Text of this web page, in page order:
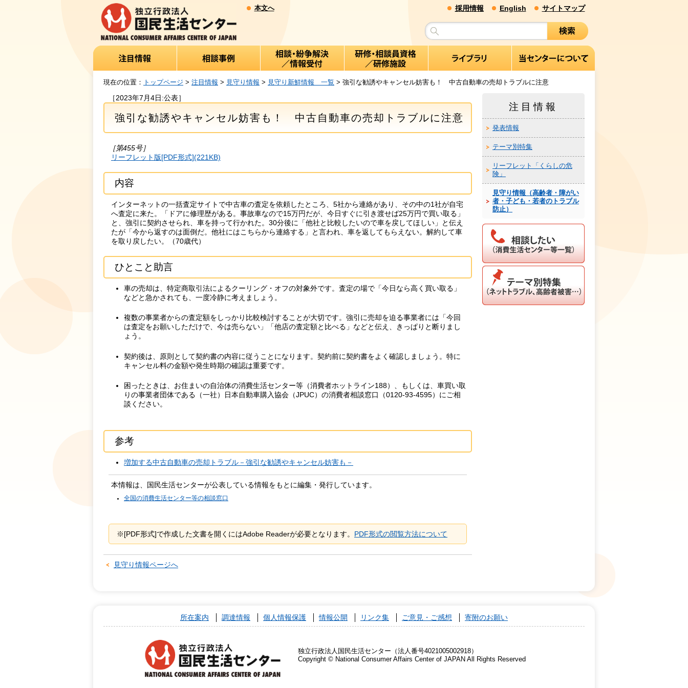
本文へ 採用情報 English サイトマップ
現在の位置： トップページ > 注目情報 > 見守り情報 > 見守り新鮮情報 一覧 > 強引な勧誘やキャンセル妨害も！ 中古自動車の売却トラブルに注意
［2023年7月4日:公表］
強引な勧誘やキャンセル妨害も！ 中古自動車の売却トラブルに注意
［第455号］
リーフレット版[PDF形式](221KB)
内容
インターネットの一括査定サイトで中古車の査定を依頼したところ、5社から連絡があり、その中の1社が自宅
へ査定に来た。「ドアに修理歴がある。事故車なので15万円だが、今日すぐに引き渡せば25万円で買い取る」
と、強引に契約させられ、車を持って行かれた。30分後に「他社と比較したいので車を戻してほしい」と伝え
たが「今から返すのは面倒だ。他社にはこちらから連絡する」と言われ、車を返してもらえない。解約して車
を取り戻したい。（70歳代）
ひとこと助言
車の売却は、特定商取引法によるクーリング・オフの対象外です。査定の場で「今日なら高く買い取る」
などと急かされても、一度冷静に考えましょう。
複数の事業者からの査定額をしっかり比較検討することが大切です。強引に売却を迫る事業者には「今回
は査定をお願いしただけで、今は売らない」「他店の査定額と比べる」などと伝え、きっぱりと断りまし
ょう。
契約後は、原則として契約書の内容に従うことになります。契約前に契約書をよく確認しましょう。特に
キャンセル料の金額や発生時期の確認は重要です。
困ったときは、お住まいの自治体の消費生活センター等（消費者ホットライン188）、もしくは、車買い取
りの事業者団体である（一社）日本自動車購入協会（JPUC）の消費者相談窓口（0120-93-4595）にご相
談ください。
参考
増加する中古自動車の売却トラブル－強引な勧誘やキャンセル妨害も－
本情報は、国民生活センターが公表している情報をもとに編集・発行しています。
全国の消費生活センター等の相談窓口
※[PDF形式]で作成した文書を開くにはAdobe Readerが必要となります。 PDF形式の閲覧方法について
見守り情報ページへ
注目情報
発表情報
テーマ別特集
リーフレット「くらしの危
険」
見守り情報（高齢者・障がい
者・子ども・若者のトラブル
防止）
所在案内 調達情報 個人情報保護 情報公開 リンク集 ご意見・ご感想 寄附のお願い
独立行政法人国民生活センター（法人番号4021005002918）
Copyright © National Consumer Affairs Center of JAPAN All Rights Reserved